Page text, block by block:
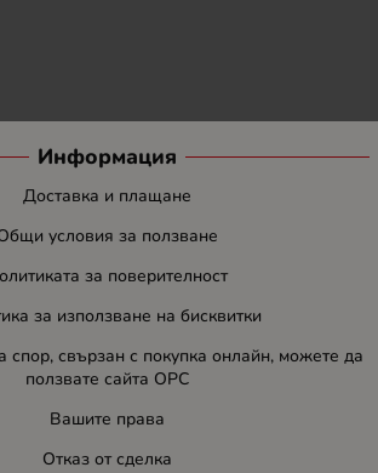
Информация
Доставка и плащане
условия за ползване
за поверителност
за използване на бисквитки
спор, свързан с покупка онлайн, можете да
ползвате сайта ОРС
Вашите права
Отказ от сделка